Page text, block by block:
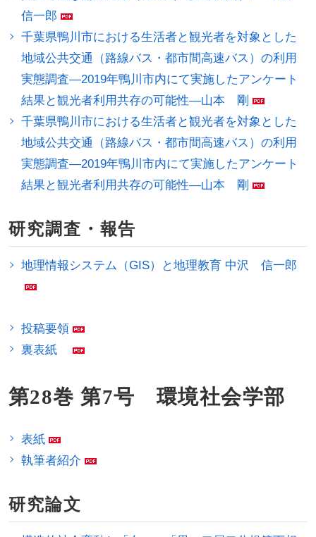
信一郎
千葉県鴨川市における生活者と観光者を対象とした
地域公共交通（路線バス・都市間高速バス）の利用
実態調査―2019年鴨川市内にて実施したアンケート
結果と観光者利用共存の可能性―山本 剛
千葉県鴨川市における生活者と観光者を対象とした
地域公共交通（路線バス・都市間高速バス）の利用
実態調査―2019年鴨川市内にて実施したアンケート
結果と観光者利用共存の可能性―山本 剛
研究調査・報告
地理情報システム（GIS）と地理教育 中沢 信一郎
投稿要領
裏表紙
第28巻 第7号 環境社会学部
表紙
執筆者紹介
研究論文